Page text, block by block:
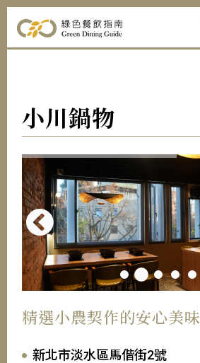
小川鍋物
精選小農契作的安心美味
新北市淡水區馬偕街2號